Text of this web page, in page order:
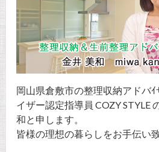
岡山県倉敷市の整理収納アドバ
イザー認定指導員 COZY STYLE
和と申します。
皆様の理想の暮らしをお手伝い